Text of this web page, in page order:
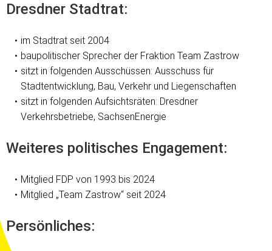
Dresdner Stadtrat:
im Stadtrat seit 2004
baupolitischer Sprecher der Fraktion Team Zastrow
sitzt in folgenden Ausschüssen: Ausschuss für
Stadtentwicklung, Bau, Verkehr und Liegenschaften
sitzt in folgenden Aufsichtsräten: Dresdner
Verkehrsbetriebe, SachsenEnergie
Weiteres politisches Engagement:
Mitglied FDP von 1993 bis 2024
Mitglied „Team Zastrow“ seit 2024
Persönliches: